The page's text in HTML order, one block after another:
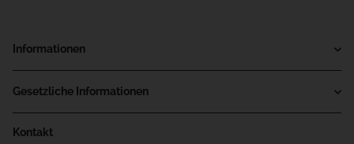
Informationen
Gesetzliche Informationen
Kontakt